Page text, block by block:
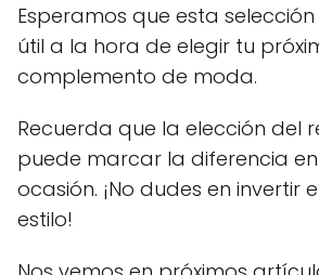
Esperamos que esta
útil a la hora de elegir tu
complemento de moda.
Recuerda que la elección del
puede marcar la diferencia
ocasión. ¡No dudes en invertir
estilo!